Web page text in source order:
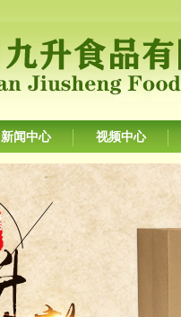
新闻中心 视频中心